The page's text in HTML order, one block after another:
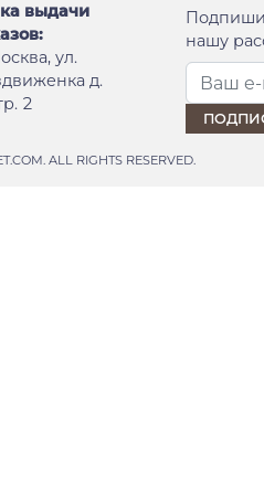
выдачи
ул.
д.
2
нашу
ALL RIGHTS RESERVED.